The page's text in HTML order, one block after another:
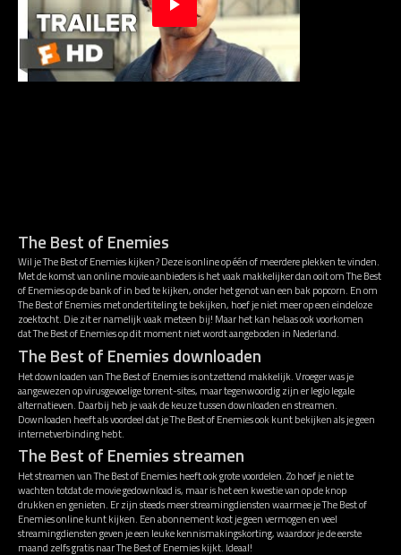
The Best of Enemies
Wil je The Best of Enemies kijken? Deze is online op één of meerdere plekken te vinden.
Met de komst van online movie aanbieders is het vaak makkelijker dan ooit om The Best
of Enemies op de bank of in bed te kijken, onder het genot van een bak popcorn. En om
The Best of Enemies met ondertiteling te bekijken, hoef je niet meer op een eindeloze
zoektocht. Die zit er namelijk vaak meteen bij! Maar het kan helaas ook voorkomen
dat The Best of Enemies op dit moment niet wordt aangeboden in Nederland.
The Best of Enemies downloaden
Het downloaden van The Best of Enemies is ontzettend makkelijk. Vroeger was je
aangewezen op virusgevoelige torrent-sites, maar tegenwoordig zijn er legio legale
alternatieven. Daarbij heb je vaak de keuze tussen downloaden en streamen.
Downloaden heeft als voordeel dat je The Best of Enemies ook kunt bekijken als je geen
internetverbinding hebt.
The Best of Enemies streamen
Het streamen van The Best of Enemies heeft ook grote voordelen. Zo hoef je niet te
wachten totdat de movie gedownload is, maar is het een kwestie van op de knop
drukken en genieten. Er zijn steeds meer streamingdiensten waarmee je The Best of
Enemies online kunt kijken. Een abonnement kost je geen vermogen en veel
streamingdiensten geven je een leuke kennismakingskorting, waardoor je de eerste
maand zelfs gratis naar The Best of Enemies kijkt. Ideaal!